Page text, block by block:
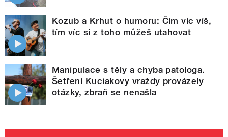
Kozub a Krhut o humoru: Čím víc víš,
tím víc si z toho můžeš utahovat
Manipulace s těly a chyba patologa.
Šetření Kuciakovy vraždy provázely
otázky, zbraň se nenašla